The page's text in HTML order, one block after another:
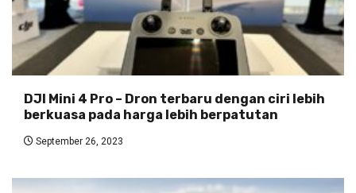
DJI Mini 4 Pro – Dron terbaru dengan ciri lebih
berkuasa pada harga lebih berpatutan
September 26, 2023